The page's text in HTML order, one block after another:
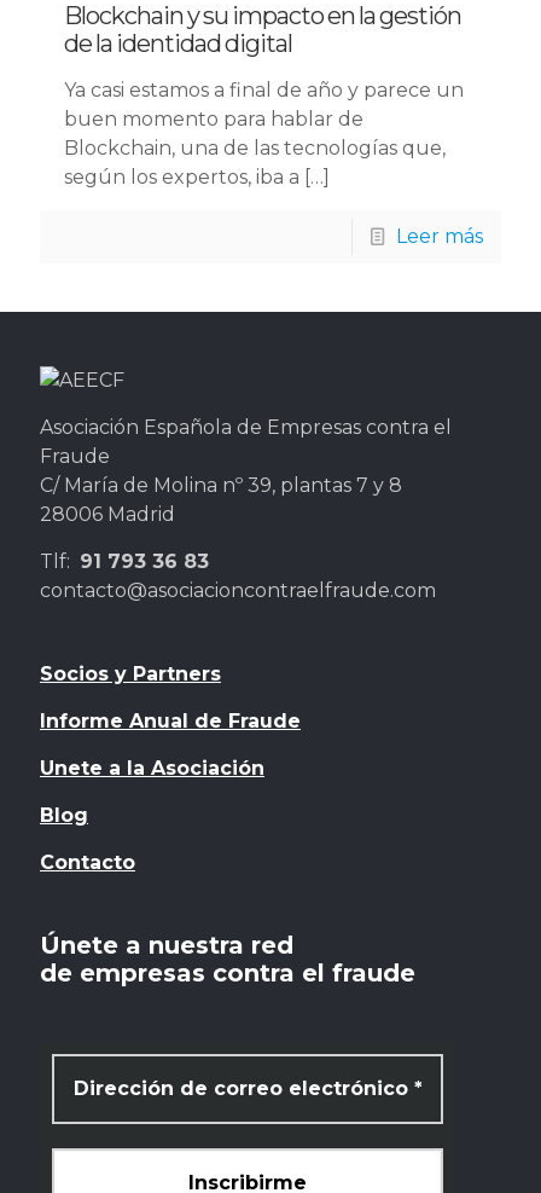
Blockchain y su impacto en la gestión
de la identidad digital
Ya casi estamos a final de año y parece un
buen momento para hablar de
Blockchain, una de las tecnologías que,
según los expertos, iba a […]
Leer más
Asociación Española de Empresas contra el
Fraude
C/ María de Molina nº 39, plantas 7 y 8
28006 Madrid
Tlf: 91 793 36 83
contacto@asociacioncontraelfraude.com
Socios y Partners
Informe Anual de Fraude
Unete a la Asociación
Blog
Contacto
Únete a nuestra red
de empresas contra el fraude